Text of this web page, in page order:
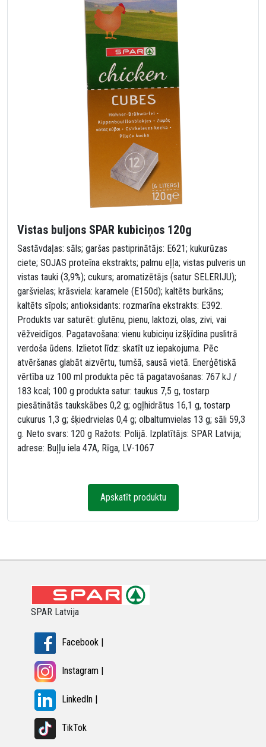
Vistas buljons SPAR kubiciņos 120g
Sastāvdaļas: sāls; garšas pastiprinātājs: E621; kukurūzas
ciete; SOJAS proteīna ekstrakts; palmu eļļa; vistas pulveris un
vistas tauki (3,9%); cukurs; aromatizētājs (satur SELERIJU);
garšvielas; krāsviela: karamele (E150d); kaltēts burkāns;
kaltēts sīpols; antioksidants: rozmarīna ekstrakts: E392.
Produkts var saturēt: glutēnu, pienu, laktozi, olas, zivi, vai
vēžveidīgos. Pagatavošana: vienu kubiciņu izšķīdina puslitrā
verdoša ūdens. Izlietot līdz: skatīt uz iepakojuma. Pēc
atvēršanas glabāt aizvērtu, tumšā, sausā vietā. Enerģētiskā
vērtība uz 100 ml produkta pēc tā pagatavošanas: 767 kJ /
183 kcal; 100 g produkta satur: taukus 7,5 g, tostarp
piesātinātās taukskābes 0,2 g; ogļhidrātus 16,1 g, tostarp
cukurus 1,3 g; šķiedrvielas 0,4 g; olbaltumvielas 13 g; sāli 59,3
g. Neto svars: 120 g Ražots: Polijā. Izplatītājs: SPAR Latvija;
adrese: Buļļu iela 47A, Rīga, LV-1067
Apskatīt produktu
SPAR Latvija
Facebook |
Instagram |
LinkedIn |
TikTok